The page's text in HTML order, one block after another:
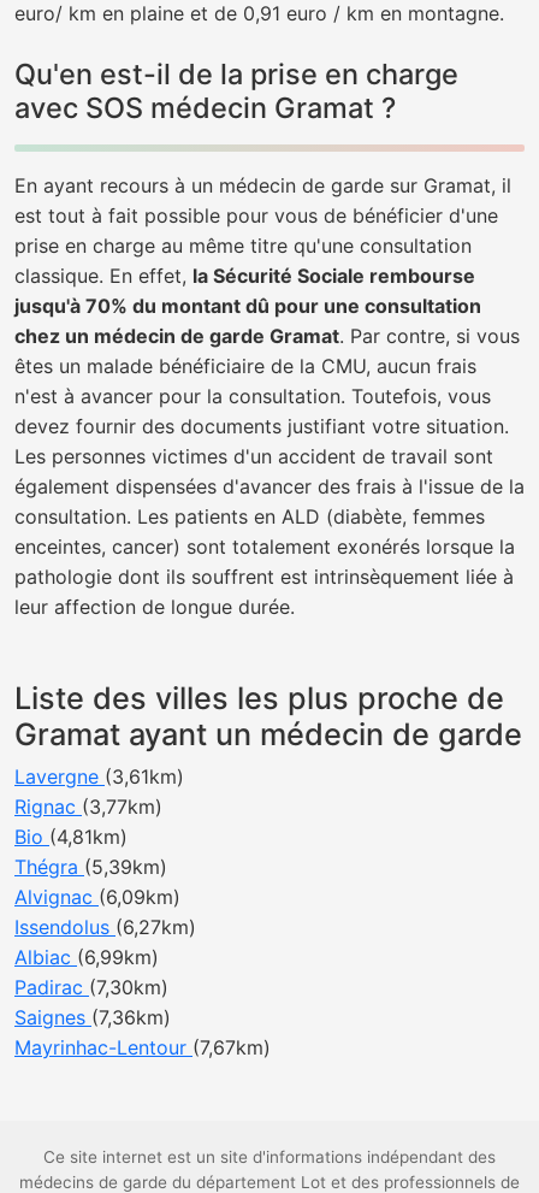
euro/ km en plaine et de 0,91 euro / km en montagne.
Qu'en est-il de la prise en charge
avec SOS médecin Gramat ?
En ayant recours à un médecin de garde sur Gramat, il
est tout à fait possible pour vous de bénéficier d'une
prise en charge au même titre qu'une consultation
classique. En effet, la Sécurité Sociale rembourse
jusqu'à 70% du montant dû pour une consultation
chez un médecin de garde Gramat. Par contre, si vous
êtes un malade bénéficiaire de la CMU, aucun frais
n'est à avancer pour la consultation. Toutefois, vous
devez fournir des documents justifiant votre situation.
Les personnes victimes d'un accident de travail sont
également dispensées d'avancer des frais à l'issue de la
consultation. Les patients en ALD (diabète, femmes
enceintes, cancer) sont totalement exonérés lorsque la
pathologie dont ils souffrent est intrinsèquement liée à
leur affection de longue durée.
Liste des villes les plus proche de
Gramat ayant un médecin de garde
Lavergne (3,61km)
Rignac (3,77km)
Bio (4,81km)
Thégra (5,39km)
Alvignac (6,09km)
Issendolus (6,27km)
Albiac (6,99km)
Padirac (7,30km)
Saignes (7,36km)
Mayrinhac-Lentour (7,67km)
Ce site internet est un site d'informations indépendant des
médecins de garde du département Lot et des professionnels de